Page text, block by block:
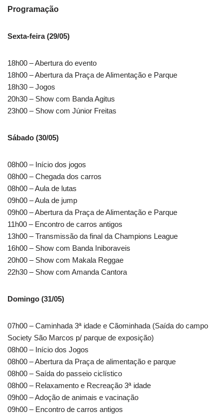
Programação
Sexta-feira (29/05)
18h00 – Abertura do evento
18h00 – Abertura da Praça de Alimentação e Parque
18h30 – Jogos
20h30 – Show com Banda Agitus
23h00 – Show com Júnior Freitas
Sábado (30/05)
08h00 – Início dos jogos
08h00 – Chegada dos carros
08h00 – Aula de lutas
09h00 – Aula de jump
09h00 – Abertura da Praça de Alimentação e Parque
11h00 – Encontro de carros antigos
13h00 – Transmissão da final da Champions League
16h00 – Show com Banda Iniboraveis
20h00 – Show com Makala Reggae
22h30 – Show com Amanda Cantora
Domingo (31/05)
07h00 – Caminhada 3ª idade e Cãominhada (Saída do campo
Society São Marcos p/ parque de exposição)
08h00 – Início dos Jogos
08h00 – Abertura da Praça de alimentação e parque
08h00 – Saída do passeio ciclístico
08h00 – Relaxamento e Recreação 3ª idade
09h00 – Adoção de animais e vacinação
09h00 – Encontro de carros antigos